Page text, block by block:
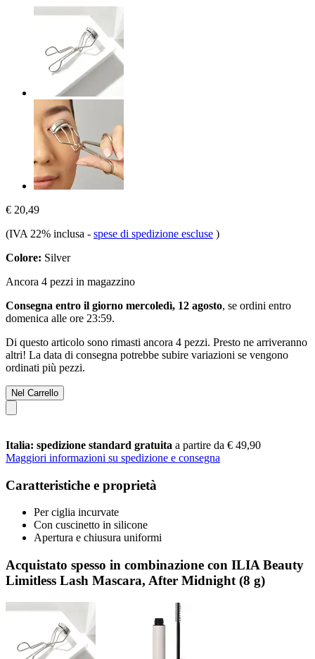
€ 20,49
(IVA 22% inclusa - spese di spedizione escluse )
Colore: Silver
Ancora 4 pezzi in magazzino
Consegna entro il giorno mercoledì, 12 agosto, se ordini entro
domenica alle ore 23:59.
Di questo articolo sono rimasti ancora 4 pezzi. Presto ne arriveranno
altri! La data di consegna potrebbe subire variazioni se vengono
ordinati più pezzi.
Nel Carrello
Italia: spedizione standard gratuita a partire da € 49,90
Maggiori informazioni su spedizione e consegna
Caratteristiche e proprietà
Per ciglia incurvate
Con cuscinetto in silicone
Apertura e chiusura uniformi
Acquistato spesso in combinazione con ILIA Beauty
Limitless Lash Mascara, After Midnight (8 g)